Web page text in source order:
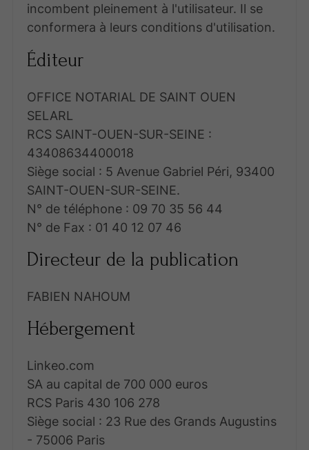
incombent pleinement à l'utilisateur. Il se
conformera à leurs conditions d'utilisation.
Éditeur
OFFICE NOTARIAL DE SAINT OUEN
SELARL
RCS SAINT-OUEN-SUR-SEINE :
43408634400018
Siège social : 5 Avenue Gabriel Péri, 93400
SAINT-OUEN-SUR-SEINE.
N° de téléphone : 09 70 35 56 44
N° de Fax : 01 40 12 07 46
Directeur de la publication
FABIEN NAHOUM
Hébergement
Linkeo.com
SA au capital de 700 000 euros
RCS Paris 430 106 278
Siège social : 23 Rue des Grands Augustins
- 75006 Paris